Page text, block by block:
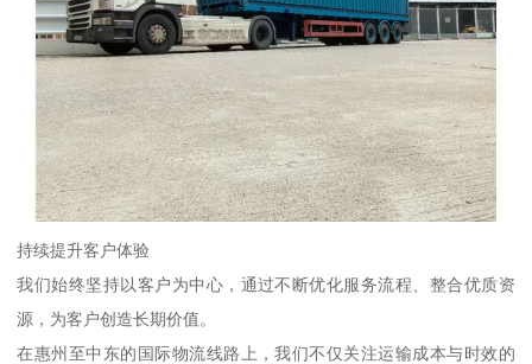
持续提升客户体验
我们始终坚持以客户为中心，通过不断优化服务流程、整合优质资
源，为客户创造长期价值。
在惠州至中东的国际物流线路上，我们不仅关注运输成本与时效的